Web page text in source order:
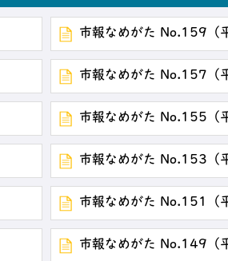
市報なめがた No.159（
市報なめがた No.157（
市報なめがた No.155（
市報なめがた No.153（
市報なめがた No.151（
市報なめがた No.149（